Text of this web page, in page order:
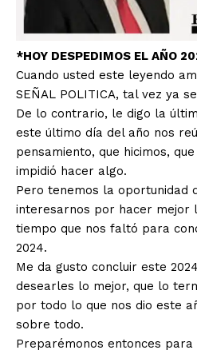
*HOY DESPEDIMOS EL AÑO
Cuando usted este leyendo
SEÑAL POLITICA, tal vez ya
De lo contrario, le digo la
este último día del año nos
pensamiento, que hicimos,
impidió hacer algo.
Pero tenemos la oportunidad
interesarnos por hacer mejor
tiempo que nos faltó para
2024.
Me da gusto concluir este
desearles lo mejor, que lo
por todo lo que nos dio este
sobre todo.
Preparémonos entonces para